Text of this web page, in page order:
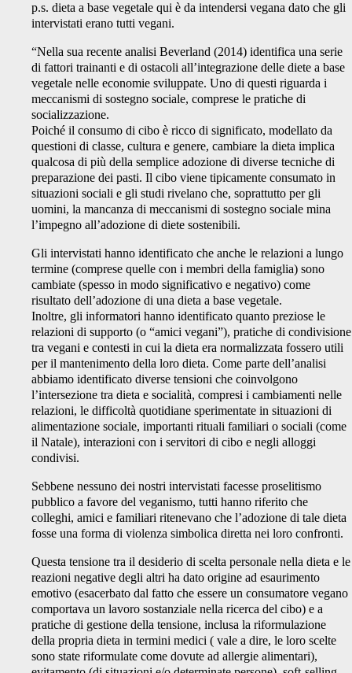
p.s. dieta a base vegetale qui è da intendersi vegana dato che gli
intervistati erano tutti vegani.
“Nella sua recente analisi Beverland (2014) identifica una serie
di fattori trainanti e di ostacoli all’integrazione delle diete a base
vegetale nelle economie sviluppate. Uno di questi riguarda i
meccanismi di sostegno sociale, comprese le pratiche di
socializzazione.
Poiché il consumo di cibo è ricco di significato, modellato da
questioni di classe, cultura e genere, cambiare la dieta implica
qualcosa di più della semplice adozione di diverse tecniche di
preparazione dei pasti. Il cibo viene tipicamente consumato in
situazioni sociali e gli studi rivelano che, soprattutto per gli
uomini, la mancanza di meccanismi di sostegno sociale mina
l’impegno all’adozione di diete sostenibili.
Gli intervistati hanno identificato che anche le relazioni a lungo
termine (comprese quelle con i membri della famiglia) sono
cambiate (spesso in modo significativo e negativo) come
risultato dell’adozione di una dieta a base vegetale.
Inoltre, gli informatori hanno identificato quanto preziose le
relazioni di supporto (o “amici vegani”), pratiche di condivisione
tra vegani e contesti in cui la dieta era normalizzata fossero utili
per il mantenimento della loro dieta. Come parte dell’analisi
abbiamo identificato diverse tensioni che coinvolgono
l’intersezione tra dieta e socialità, compresi i cambiamenti nelle
relazioni, le difficoltà quotidiane sperimentate in situazioni di
alimentazione sociale, importanti rituali familiari o sociali (come
il Natale), interazioni con i servitori di cibo e negli alloggi
condivisi.
Sebbene nessuno dei nostri intervistati facesse proselitismo
pubblico a favore del veganismo, tutti hanno riferito che
colleghi, amici e familiari ritenevano che l’adozione di tale dieta
fosse una forma di violenza simbolica diretta nei loro confronti.
Questa tensione tra il desiderio di scelta personale nella dieta e le
reazioni negative degli altri ha dato origine ad esaurimento
emotivo (esacerbato dal fatto che essere un consumatore vegano
comportava un lavoro sostanziale nella ricerca del cibo) e a
pratiche di gestione della tensione, inclusa la riformulazione
della propria dieta in termini medici ( vale a dire, le loro scelte
sono state riformulate come dovute ad allergie alimentari),